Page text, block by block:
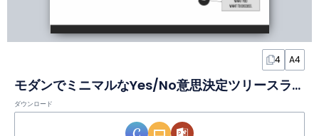
4 A4
モダンでミニマルなYes/No意思決定ツリースライド
ダウンロード